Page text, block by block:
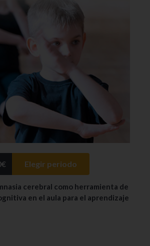
€ Elegir periodo
cerebral como herramienta de
en el aula para el aprendizaje